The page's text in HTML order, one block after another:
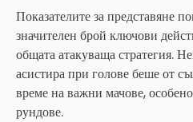
Показателите за представяне
значителен брой ключови
общата атакуваща стратегия.
асистира при голове беше от
време на важни мачове,
рундове.